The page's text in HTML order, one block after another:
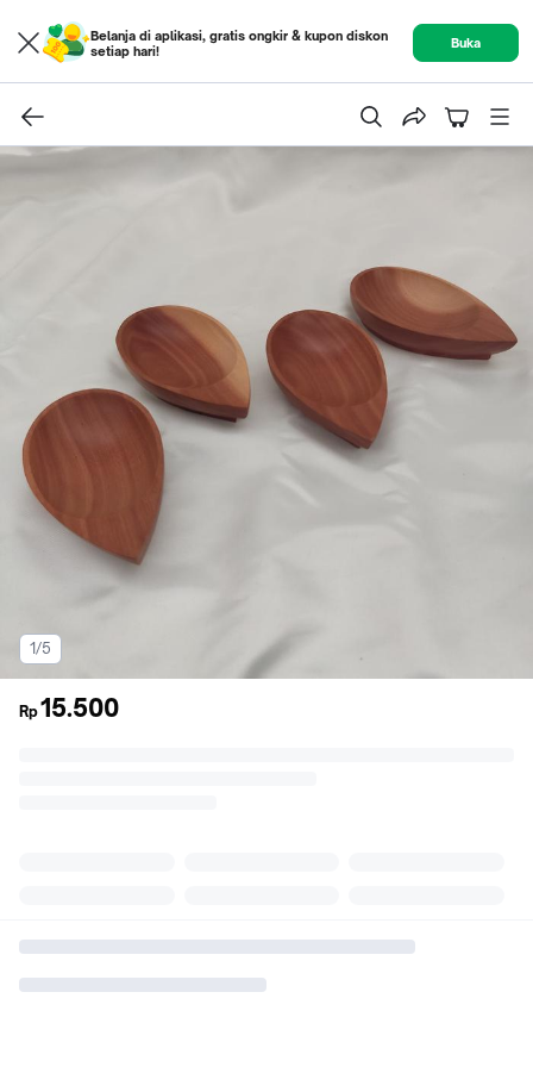
Belanja di aplikasi, gratis ongkir & kupon diskon
setiap hari!
Buka
1/5
Rp15.500